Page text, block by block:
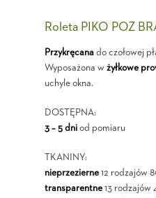
Roleta PIKO POZ
Przykręcanado czołowej
Wyposażona w żyłkowe
uchyle okna.
DOSTĘPNA:
3 – 5 dniod pomiaru
TKANINY:
nieprzezierne12 rodzajów
transparentne13 rodzajów